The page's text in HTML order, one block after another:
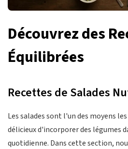
Découvrez des
Équilibrées
Recettes de Salades
Les salades sont l'un des moyens
délicieux d'incorporer des légumes
quotidienne. Dans cette section,